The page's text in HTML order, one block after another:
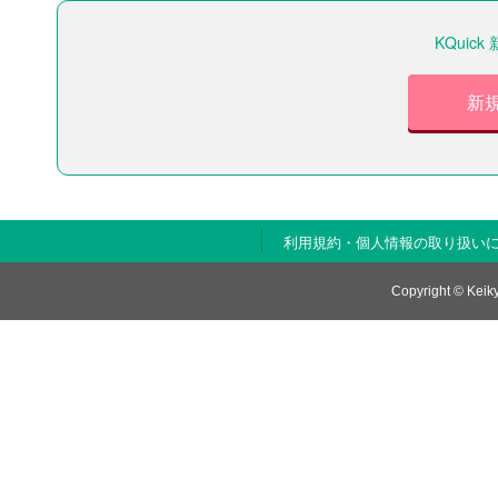
KQuick
新
利用規約・個人情報の取り扱い
Copyright ©